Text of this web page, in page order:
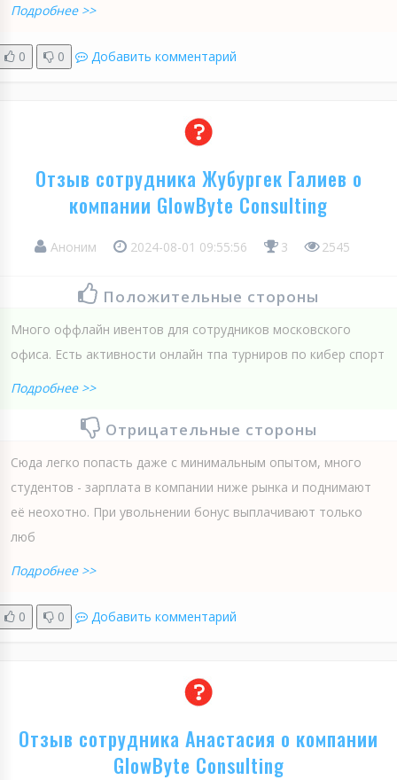
Подробнее >>
0 0 Добавить комментарий
Отзыв сотрудника Жубургек Галиев о
компании GlowByte Consulting
Аноним 2024-08-01 09:55:56 3 2545
Положительные стороны
Много оффлайн ивентов для сотрудников московского
офиса. Есть активности онлайн тпа турниров по кибер спорт
Подробнее >>
Отрицательные стороны
Сюда легко попасть даже с минимальным опытом, много
студентов - зарплата в компании ниже рынка и поднимают
её неохотно. При увольнении бонус выплачивают только
люб
Подробнее >>
0 0 Добавить комментарий
Отзыв сотрудника Анастасия о компании
GlowByte Consulting